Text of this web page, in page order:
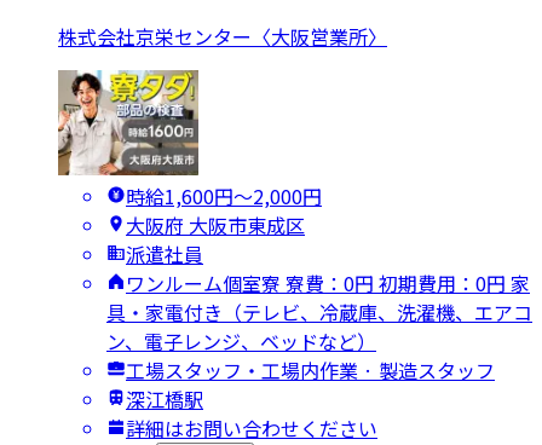
株式会社京栄センター〈大阪営業所〉
時給1,600円〜2,000円
大阪府 大阪市東成区
派遣社員
ワンルーム個室寮 寮費：0円 初期費用：0円 家
具・家電付き（テレビ、冷蔵庫、洗濯機、エアコ
ン、電子レンジ、ベッドなど）
工場スタッフ・工場内作業 · 製造スタッフ
深江橋駅
詳細はお問い合わせください